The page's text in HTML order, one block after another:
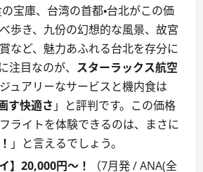
宝庫、台湾の首都・台北がこの価
歩き、九份の幻想的な風景、故宮
など、魅力あふれる台北を存分に
注目なのが、 スターラックス航空
ュアリーなサービスと機内食は
す快適さ 」と評判です。この価格
ライトを体験できるのは、まさに
」と言えるでしょう。
】20,000円～！
（7月発 / ANA(全